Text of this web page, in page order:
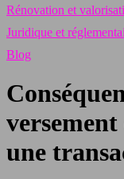
Rénovation et
Juridique et
Blog
versement
une